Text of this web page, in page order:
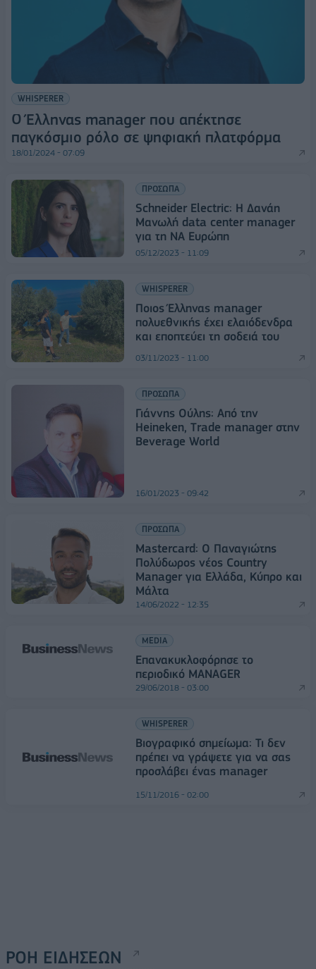
WHISPERER
Ο Έλληνας manager που απέκτησε
παγκόσμιο ρόλο σε ψηφιακή πλατφόρμα
18/01/2024 - 07:09
ΠΡΟΣΩΠΑ
Schneider Electric: Η Δανάη
Μανωλή data center manager
για τη NA Ευρώπη
05/12/2023 - 11:09
WHISPERER
Ποιος Έλληνας manager
πολυεθνικής έχει ελαιόδενδρα
και εποπτεύει τη σοδειά του
03/11/2023 - 11:00
ΠΡΟΣΩΠΑ
Γιάννης Ούλης: Aπό την
Heineken, Τrade manager στην
Beverage World
16/01/2023 - 09:42
ΠΡΟΣΩΠΑ
Mastercard: Ο Παναγιώτης
Πολύδωρος νέος Country
Manager για Ελλάδα, Κύπρο και
Μάλτα
14/06/2022 - 12:35
MEDIA
Επανακυκλοφόρησε το
περιοδικό MANAGER
29/06/2018 - 03:00
WHISPERER
Βιογραφικό σημείωμα: Τι δεν
πρέπει να γράψετε για να σας
προσλάβει ένας manager
15/11/2016 - 02:00
ΡΟΗ ΕΙΔΗΣΕΩΝ